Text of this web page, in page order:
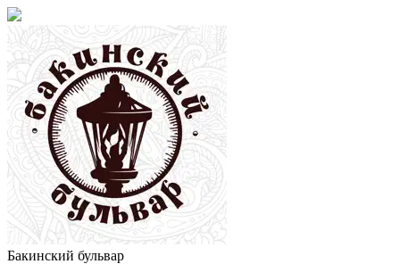
Бакинский бульвар